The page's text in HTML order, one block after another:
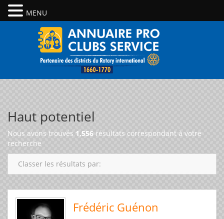
Haut potentiel
Nous avons trouvés 1,556 résultats correspondant à votre
recherche
Classer les résultats par:
Frédéric Guénon
MENU